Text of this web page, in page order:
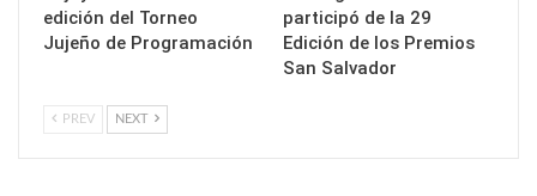
edición del Torneo
Jujeño de Programación
participó de la 29
Edición de los Premios
San Salvador
PREV NEXT